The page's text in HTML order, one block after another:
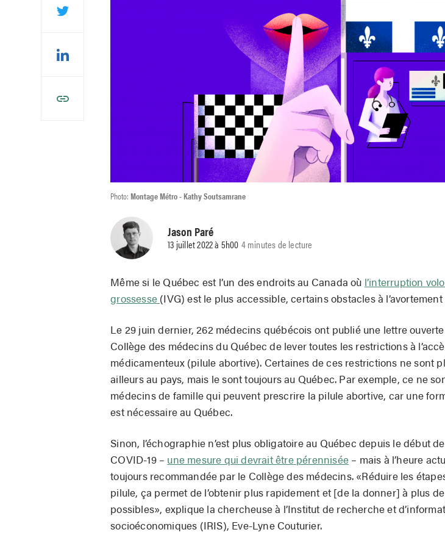
Photo: Montage Métro - Kathy Soutsamrane
Jason Paré
13 juillet 2022 à 5h00 4 minutes de lecture
Même si le Québec est l’un des endroits au Canada où l’interruption
grossesse (IVG) est le plus accessible, certains obstacles à
Le 29 juin dernier, 262 médecins québécois ont publié une lettre
Collège des médecins du Québec de lever toutes les restrictions à
médicamenteux (pilule abortive). Certaines de ces restrictions ne sont
ailleurs au pays, mais le sont toujours au Québec. Par exemple, ce ne
médecins de famille qui peuvent prescrire la pilule abortive, car une
est nécessaire au Québec.
Sinon, l’échographie n’est plus obligatoire au Québec depuis le début
COVID-19 – une mesure qui devrait être pérennisée – mais à l’heure
toujours recommandée par le Collège des médecins. «Réduire les
pilule, ça permet de l’obtenir plus rapidement et [de la donner] à plus
possibles», explique la chercheuse à l’Institut de recherche et
socioéconomiques (IRIS), Eve-Lyne Couturier.